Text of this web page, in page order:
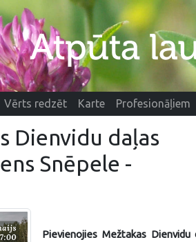
Vērts redzēt Karte Profesionāļiem
Dienvidu daļas
Snēpele -
Pievienojies Mežtakas